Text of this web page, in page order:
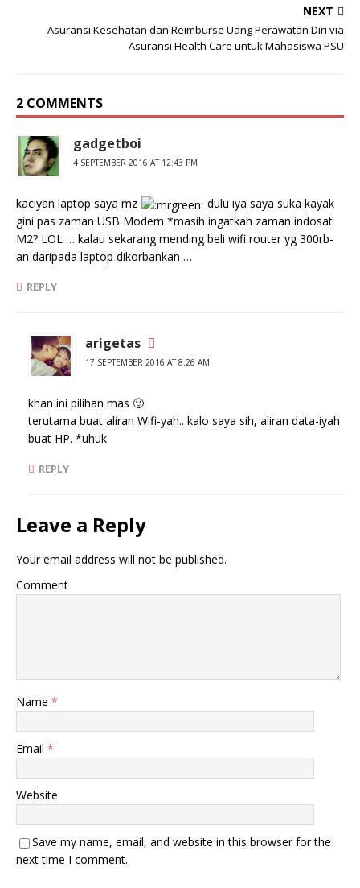
NEXT
Asuransi Kesehatan dan Reimburse Uang Perawatan Diri via
Asuransi Health Care untuk Mahasiswa PSU
2 COMMENTS
gadgetboi
4 SEPTEMBER 2016 AT 12:43 PM
kaciyan laptop saya mz
dulu iya saya suka kayak
gini pas zaman USB Modem *masih ingatkah zaman indosat
M2? LOL … kalau sekarang mending beli wifi router yg 300rb-
an daripada laptop dikorbankan …
REPLY
arigetas
17 SEPTEMBER 2016 AT 8:26 AM
khan ini pilihan mas 🙂
terutama buat aliran Wifi-yah.. kalo saya sih, aliran data-iyah
buat HP. *uhuk
REPLY
Leave a Reply
Your email address will not be published.
Comment
Name *
Email *
Website
Save my name, email, and website in this browser for the
next time I comment.